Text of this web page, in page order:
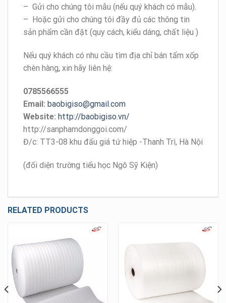
– Gửi cho chúng tôi mẫu (nếu quý khách có mẫu).
– Hoặc gửi cho chúng tôi đầy đủ các thông tin
sản phẩm cần đặt (quy cách, kiểu dáng, chất liệu )
Nếu quý khách có nhu cầu tìm địa chỉ bán tấm xốp
chèn hàng, xin hãy liên hệ:
0785566555
Email: baobigiso@gmail.com
Website: http://baobigiso.vn/
http://sanphamdonggoi.com/
Đ/c: TT3-08 khu đấu giá tứ hiệp -Thanh Trì, Hà Nội
(đối diện trường tiểu học Ngô Sỹ Kiện)
RELATED PRODUCTS